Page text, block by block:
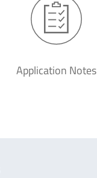
Application Notes